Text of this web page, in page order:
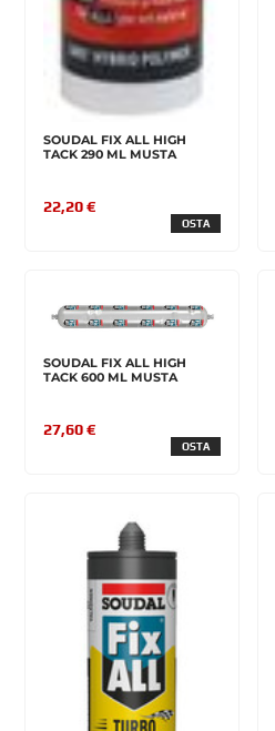
SOUDAL FIX ALL HIGH
TACK 290 ML MUSTA
22,20 €
OSTA
SOUDAL FIX ALL HIGH
TACK 600 ML MUSTA
27,60 €
OSTA